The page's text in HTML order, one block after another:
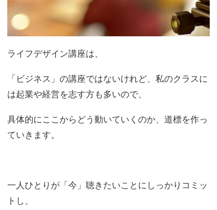
ライフデザイン講座は、
「ビジネス」の講座ではないけれど、私のクラスに
は起業や経営を志す方も多いので、
具体的にここからどう動いていくのか、道標を作っ
ていきます。
一人ひとりが「今」聴きたいことにしっかりコミッ
トし、